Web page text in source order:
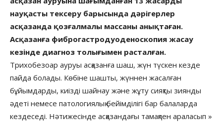
науқасты тексеру барысында дәрігерлер
асқазанда қозғалмалы массаны анықтаған.
Асқазанға фиброгастродуоденоскопия жасау
кезінде диагноз толығымен расталған.
Трихобезоар ауруы асқазанға шаш, жүн түскен кезде
пайда болады. Көбіне шашты, жүннен жасалған
бұйымдарды, киізді шайнау және жұту сияқты зиянды
әдеті немесе патологиялық бейімділігі бар балаларда
кездеседі. Нәтижесінде асқазандағы тамақпен араласып »